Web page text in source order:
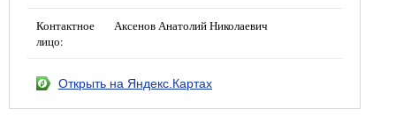
Контактное
лицо:
Аксенов Анатолий Николаевич
Открыть на Яндекс.Картах